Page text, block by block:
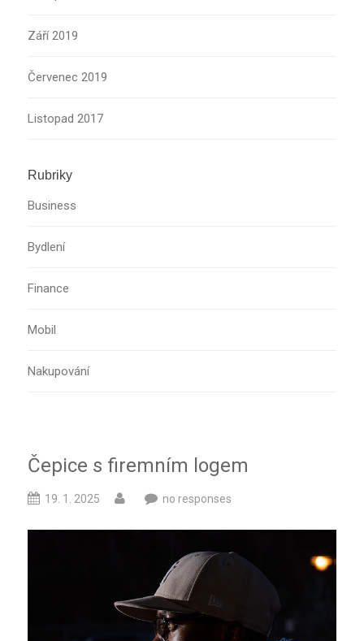
Září 2019
Červenec 2019
Listopad 2017
Rubriky
Business
Bydlení
Finance
Mobil
Nakupování
Čepice s firemním logem
19. 1. 2025 no responses